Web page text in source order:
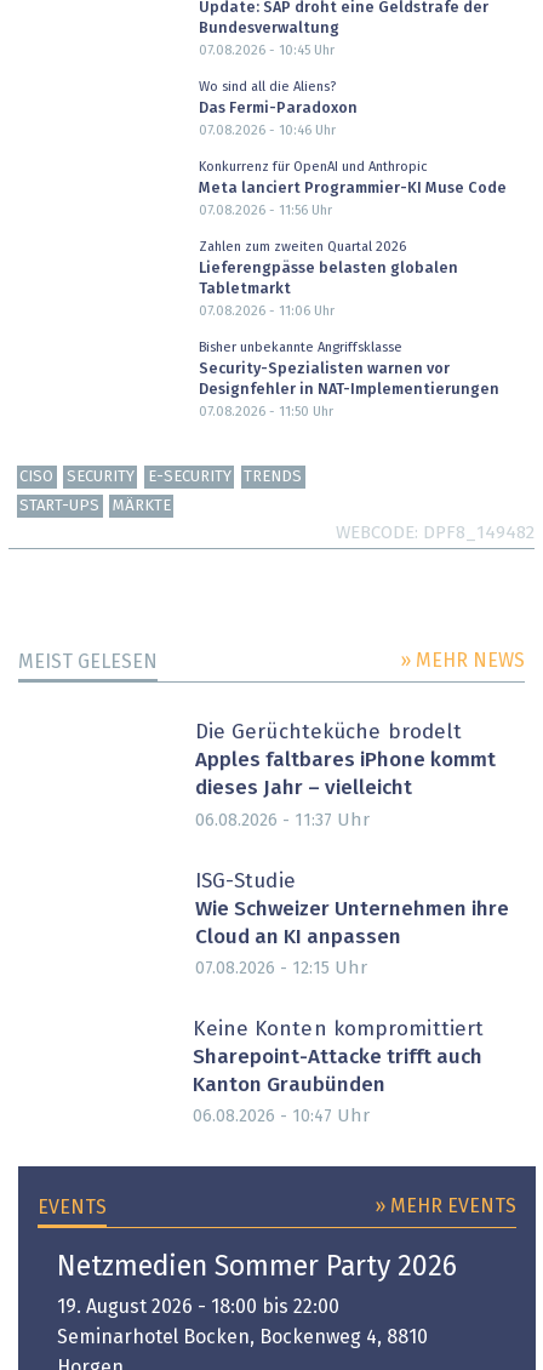
Update: SAP droht eine Geldstrafe der
Bundesverwaltung
07.08.2026 - 10:45Uhr
Wo sind all die Aliens?
Das Fermi-Paradoxon
07.08.2026 - 10:46Uhr
Konkurrenz für OpenAI und Anthropic
Meta lanciert Programmier-KI Muse Code
07.08.2026 - 11:56Uhr
Zahlen zum zweiten Quartal 2026
Lieferengpässe belasten globalen
Tabletmarkt
07.08.2026 - 11:06Uhr
Bisher unbekannte Angriffsklasse
Security-Spezialisten warnen vor
Designfehler in NAT-Implementierungen
07.08.2026 - 11:50 Uhr
CISO SECURITY E-SECURITY
TRENDS
START-UPS
MÄRKTE
WEBCODE DPF8_149482
MEIST GELESEN » MEHR NEWS
Die Gerüchteküche brodelt
Apples faltbares iPhone kommt
dieses Jahr – vielleicht
06.08.2026 - 11:37 Uhr
ISG-Studie
Wie Schweizer Unternehmen ihre
Cloud an KI anpassen
07.08.2026 - 12:15 Uhr
Keine Konten kompromittiert
Sharepoint-Attacke trifft auch
Kanton Graubünden
06.08.2026 - 10:47 Uhr
EVENTS » MEHR EVENTS
Netzmedien Sommer Party 2026
19. August 2026 - 18:00 bis 22:00
Seminarhotel Bocken, Bockenweg 4, 8810